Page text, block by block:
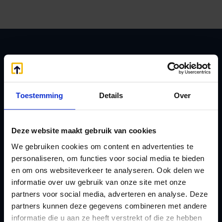
Toestemming Details Over
Deze website maakt gebruik van cookies
We gebruiken cookies om content en advertenties te
personaliseren, om functies voor social media te bieden
en om ons websiteverkeer te analyseren. Ook delen we
informatie over uw gebruik van onze site met onze
partners voor social media, adverteren en analyse. Deze
partners kunnen deze gegevens combineren met andere
informatie die u aan ze heeft verstrekt of die ze hebben
Zoeken
Afkoop Stamrecht
Belastingdienst
doorgeven
rekeningnummer
Jaarstukken opstellen
L
Lenen van de BV
Lijfrente BV
Liquidatie Pensioen BV
Loonadministratie